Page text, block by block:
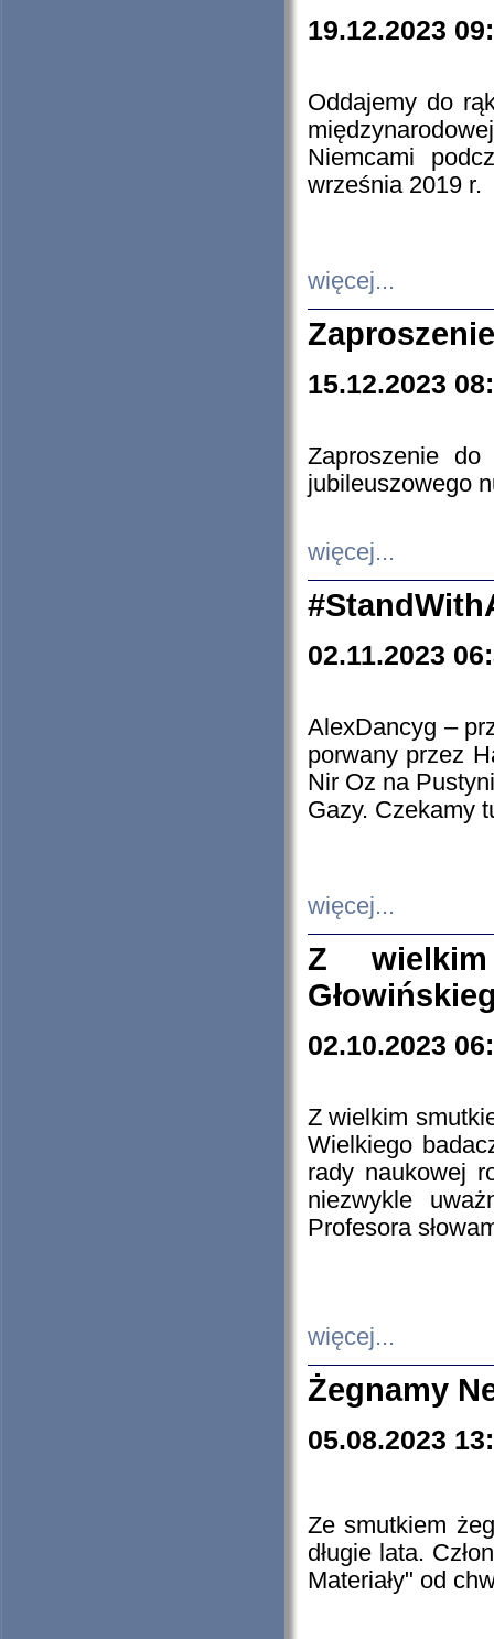
19.12.2023
Oddajemy do
Niemcami
września 2019 r.
więcej...
15.12.2023
Zaproszenie do
jubileuszowego
więcej...
02.11.2023
AlexDancyg –
porwany przez
Nir Oz na
Gazy. Czekamy
więcej...
Z
02.10.2023
Z wielkim
Wielkiego
rady naukowej
niezwykle
Profesora
więcej...
Żegnamy
05.08.2023
Ze smutkiem
długie lata.
Materiały" od